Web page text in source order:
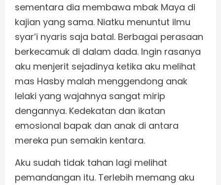
sementara dia membawa mbak Maya di
kajian yang sama. Niatku menuntut ilmu
syar’i nyaris saja batal. Berbagai perasaan
berkecamuk di dalam dada. Ingin rasanya
aku menjerit sejadinya ketika aku melihat
mas Hasby malah menggendong anak
lelaki yang wajahnya sangat mirip
dengannya. Kedekatan dan ikatan
emosional bapak dan anak di antara
mereka pun semakin kentara.
Aku sudah tidak tahan lagi melihat
pemandangan itu. Terlebih memang aku